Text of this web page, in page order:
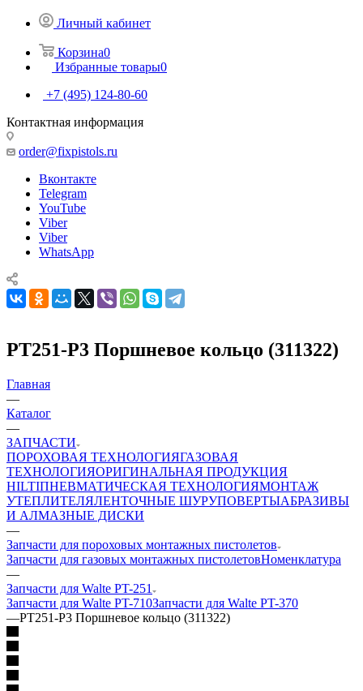
Личный кабинет
Корзина0
Избранные товары0
+7 (495) 124-80-60
Контактная информация
order@fixpistols.ru
Вконтакте
Telegram
YouTube
Viber
Viber
WhatsApp
PT251-P3 Поршневое кольцо (311322)
Главная
—
Каталог
—
ЗАПЧАСТИ
ПОРОХОВАЯ ТЕХНОЛОГИЯГАЗОВАЯ
ТЕХНОЛОГИЯОРИГИНАЛЬНАЯ ПРОДУКЦИЯ
HILTIПНЕВМАТИЧЕСКАЯ ТЕХНОЛОГИЯМОНТАЖ
УТЕПЛИТЕЛЯЛЕНТОЧНЫЕ ШУРУПОВЕРТЫАБРАЗИВЫ
И АЛМАЗНЫЕ ДИСКИ
—
Запчасти для пороховых монтажных пистолетов
Запчасти для газовых монтажных пистолетовНоменклатура
—
Запчасти для Walte PT-251
Запчасти для Walte PT-710Запчасти для Walte PT-370
—PT251-P3 Поршневое кольцо (311322)